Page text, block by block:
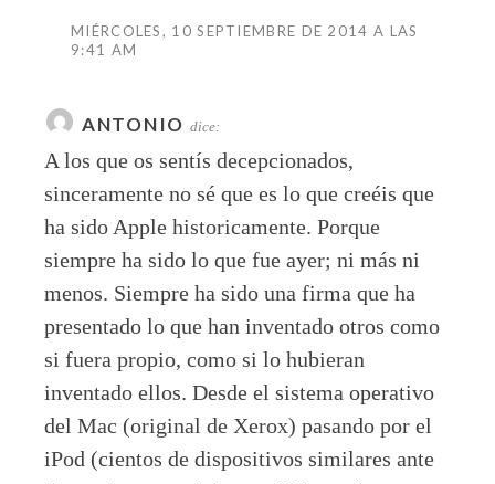
MIÉRCOLES, 10 SEPTIEMBRE DE 2014 A LAS
9:41 AM
ANTONIO dice:
A los que os sentís decepcionados,
sinceramente no sé que es lo que creéis que
ha sido Apple historicamente. Porque
siempre ha sido lo que fue ayer; ni más ni
menos. Siempre ha sido una firma que ha
presentado lo que han inventado otros como
si fuera propio, como si lo hubieran
inventado ellos. Desde el sistema operativo
del Mac (original de Xerox) pasando por el
iPod (cientos de dispositivos similares ante